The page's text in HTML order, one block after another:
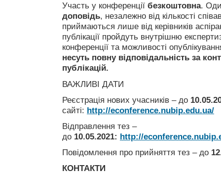
Участь у конференції безкоштовна.
доповідь, незалежно від кількості
приймаються лише від керівників
публікації пройдуть внутрішню
конференції та можливості
несуть повну відповідальність за
публікацій.
ВАЖЛИВІ ДАТИ
Реєстрація нових учасників – до
сайті: http://econference.nubip.edu.ua/
Відправлення тез –
до 10.05.2021: http://
Повідомлення про прийняття тез – до
КОНТАКТИ